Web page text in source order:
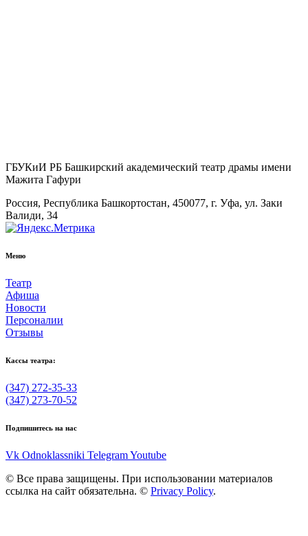
ГБУКиИ РБ Башкирский академический театр драмы имени
Мажита Гафури
Россия, Республика Башкортостан, 450077, г. Уфа, ул. Заки
Валиди, 34
Меню
Театр
Афиша
Новости
Персоналии
Отзывы
Кассы театра:
(347) 272-35-33
(347) 273-70-52
Подпишитесь на нас
Vk Odnoklassniki TelegramYoutube
© Все права защищены. При использовании материалов
ссылка на сайт обязательна. © Privacy Policy.